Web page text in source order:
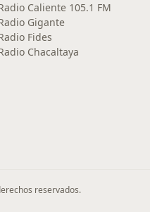
Caliente 105.1 FM
Gigante
Fides
Chacaltaya
reservados.